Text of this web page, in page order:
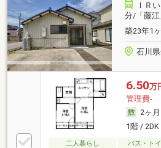
ＩＲ
分/「藤江
築23年1
石川
6.50万
管理費-
2ヶ月
1階 /
二人暮らし バス・ト